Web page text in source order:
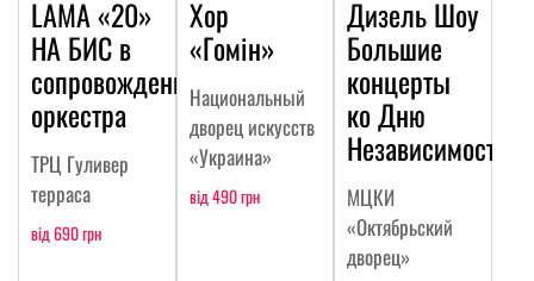
LAMA «20»
НА БИC в
сопровождении
оркестра
ТРЦ Гуливер
терраса
від 690 грн
Хор
«Гомін»
Национальный
дворец искусств
«Украина»
від 490 грн
Дизель Шоу
Большие
концерты
ко Дню
Независимости
МЦКИ
«Октябрьский
дворец»